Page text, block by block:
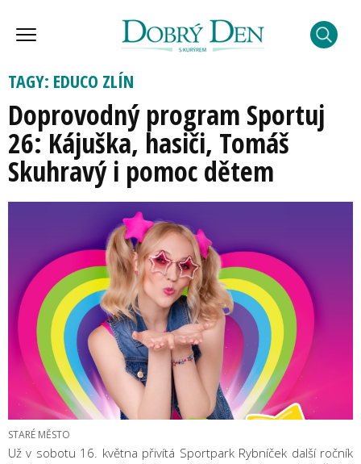
TAGY: EDUCO ZLÍN
Doprovodný program Sportuj
26: Kájuška, hasiči, Tomáš
Skuhravý i pomoc dětem
STARÉ MĚSTO
Už v sobotu 16. května přivítá Sportpark Rybníček další ročník